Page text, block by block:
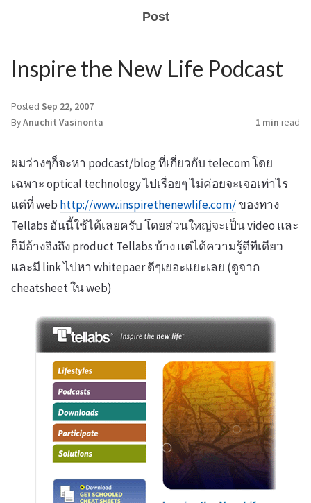
Post
Inspire the New Life Podcast
Posted Sep 22, 2007
ByAnuchit Vasinonta 1 min read
ผมว่างๆก็จะหา podcast/blog ที่เกี่ยวกับ telecom โดย
เฉพาะ optical technology ไปเรื่อยๆ ไม่ค่อยจะเจอเท่าไร
แต่ที่ web http://www.inspirethenewlife.com/ของทาง
Tellabs อันนี้ใช้ได้เลยครับ โดยส่วนใหญ่จะเป็น video และ
ก็มีอ้างอิงถึง product Tellabs บ้าง แต่ได้ความรู้ดีทีเดียว
และมี link ไปหา whitepaer ดีๆเยอะแยะเลย (ดูจาก
cheatsheet ใน web)